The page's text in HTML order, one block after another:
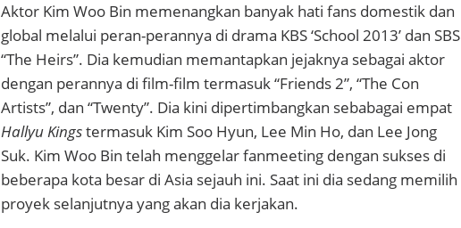
Aktor Kim Woo Bin memenangkan banyak hati fans domestik dan
global melalui peran-perannya di drama KBS ‘School 2013’ dan SBS
“The Heirs”. Dia kemudian memantapkan jejaknya sebagai aktor
dengan perannya di film-film termasuk “Friends 2”, “The Con
Artists”, dan “Twenty”. Dia kini dipertimbangkan sebabagai empat
Hallyu Kingstermasuk Kim Soo Hyun, Lee Min Ho, dan Lee Jong
Suk. Kim Woo Bin telah menggelar fanmeeting dengan sukses di
beberapa kota besar di Asia sejauh ini. Saat ini dia sedang memilih
proyek selanjutnya yang akan dia kerjakan.